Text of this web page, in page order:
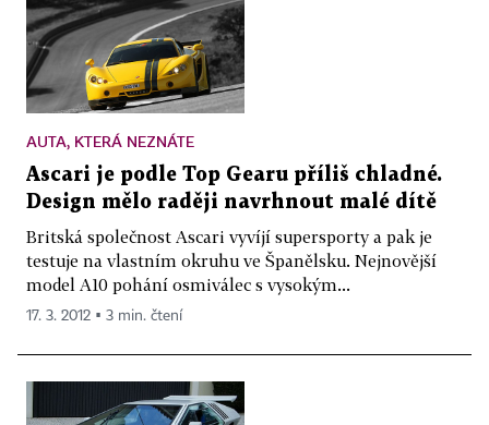
AUTA, KTERÁ NEZNÁTE
Ascari je podle Top Gearu příliš chladné.
Design mělo raději navrhnout malé dítě
Britská společnost Ascari vyvíjí supersporty a pak je
testuje na vlastním okruhu ve Španělsku. Nejnovější
model A10 pohání osmiválec s vysokým...
17. 3. 2012 ▪ 3 min. čtení